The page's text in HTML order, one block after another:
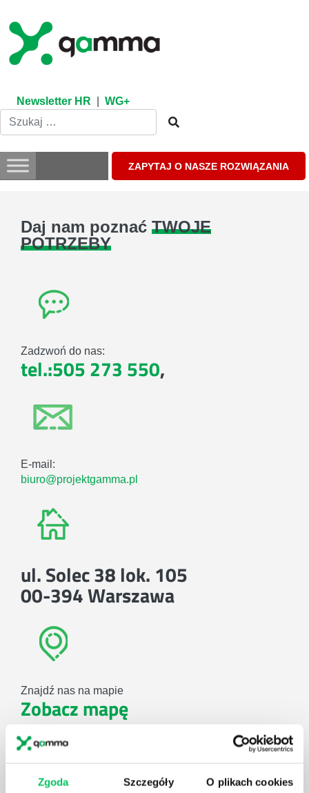
Zgoda Szczegóły O plikach cookies
content
Newsletter HR WG+
ZAPYTAJ O NASZE ROZWIĄZANIA
Daj nam poznać TWOJE
POTRZEBY
Zadzwoń do nas:
tel.:505 273 550,
E-mail:
biuro@projektgamma.pl
ul. Solec 38 lok. 105
00-394 Warszawa
Znajdź nas na mapie
Zobacz mapę
ZAPYTAJ O NASZE ROZWIĄZANIA